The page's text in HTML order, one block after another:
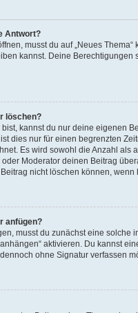
Antwort?
musst du auf „Neues
kannst. Deine Berechtigungen
löschen?
kannst du nur deine eigenen
dies nur für einen begrenzten
Es wird sowohl die Anzahl
Moderator deinen Beitrag
nicht löschen können, wenn
anfügen?
musst du zunächst eine
aktivieren. Du kannst
ohne Signatur verfassen